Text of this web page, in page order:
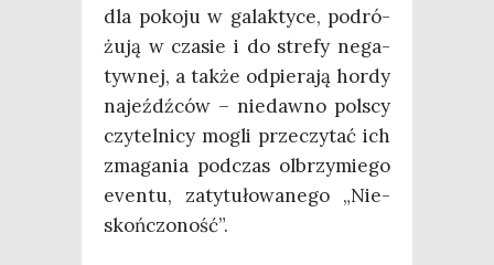
dla poko­ju w galak­ty­ce, podró­
żu­ją w cza­sie i do stre­fy nega­
tyw­nej, a tak­że odpie­ra­ją hor­dy
najeźdź­ców – nie­daw­no pol­scy
czy­tel­ni­cy mogli prze­czy­tać ich
zma­ga­nia pod­czas olbrzy­mie­go
even­tu, zaty­tu­ło­wa­ne­go „Nie­
skoń­czo­ność”.